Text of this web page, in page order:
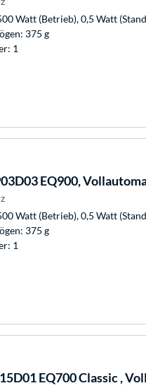
Watt (Betrieb), 0,5 Watt
375 g
1
EQ900,
Watt (Betrieb), 0,5 Watt
375 g
1
EQ700 Classic ,